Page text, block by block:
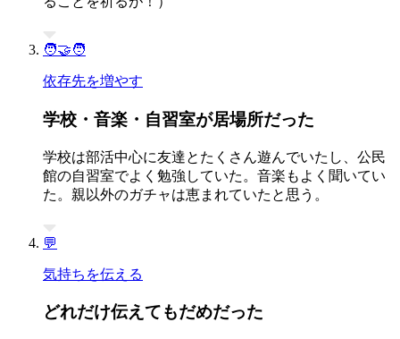
🧑‍🤝‍🧑
依存先を増やす
学校・音楽・自習室が居場所だった
学校は部活中心に友達とたくさん遊んでいたし、公民
館の自習室でよく勉強していた。音楽もよく聞いてい
た。親以外のガチャは恵まれていたと思う。
💬
気持ちを伝える
どれだけ伝えてもだめだった